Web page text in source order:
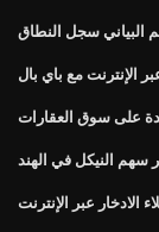
الإنترنت مع باي بال
على سوق العقارات
سهم النيكل في الهند
الادخار عبر الإنترنت